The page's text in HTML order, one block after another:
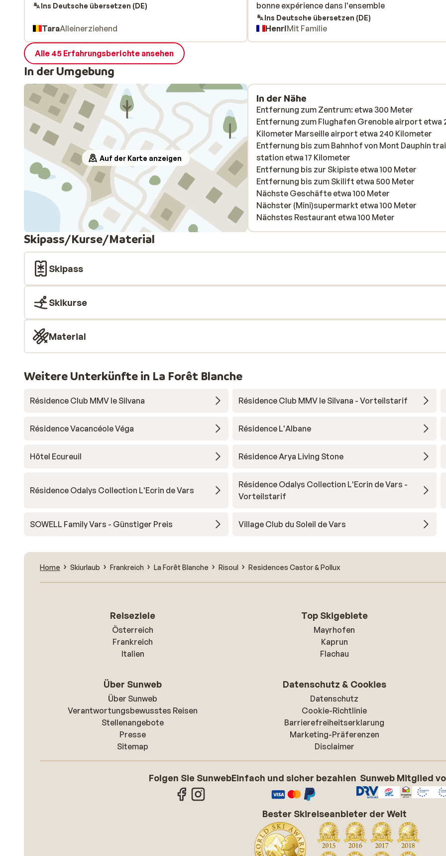
Ins Deutsche übersetzen (DE)
TaraAlleinerziehend
bonne expérience dans l'ensemble
bonne expérience dans l'ensemble
Ins Deutsche übersetzen (DE)
HenriMit Familie
Alle 45 Erfahrungsberichte ansehen
In der Umgebung
Auf der Karte anzeigen
In der Nähe
Entfernung zum Zentrum: etwa 300 Meter
Entfernung zum Flughafen Grenoble airport etwa
Kilometer Marseille airport etwa 240 Kilometer
Entfernung bis zum Bahnhof von Mont Dauphin
station etwa 17 Kilometer
Entfernung bis zur Skipiste etwa 100 Meter
Entfernung bis zum Skilift etwa 500 Meter
Nächste Geschäfte etwa 100 Meter
Nächster (Mini)supermarkt etwa 100 Meter
Nächstes Restaurant etwa 100 Meter
Skipass/Kurse/Material
Skipass
Skikurse
Material
Weitere Unterkünfte in La Forêt Blanche
Résidence Club MMV le Silvana Résidence Club MMV le Silvana - Vorteilstarif
Résidence Vacancéole Véga Résidence L'Albane
Hôtel Ecureuil Résidence Arya Living Stone
Résidence Odalys Collection L'Ecrin de Vars
Résidence Odalys Collection L'Ecrin de Vars -
Vorteilstarif
SOWELL Family Vars - Günstiger Preis Village Club du Soleil de Vars
Home Skiurlaub Frankreich La Forêt Blanche Risoul Residences Castor & Pollux
Reiseziele
Österreich
Frankreich
Italien
Top Skigebiete
Mayrhofen
Kaprun
Flachau
Über Sunweb
Über Sunweb
Verantwortungsbewusstes Reisen
Stellenangebote
Presse
Sitemap
Datenschutz & Cookies
Datenschutz
Cookie-Richtlinie
Barrierefreiheitserklarung
Marketing-Präferenzen
Disclaimer
Folgen Sie SunwebEinfach und sicher bezahlen Sunweb Mitglied
Bester Skireiseanbieter der Welt